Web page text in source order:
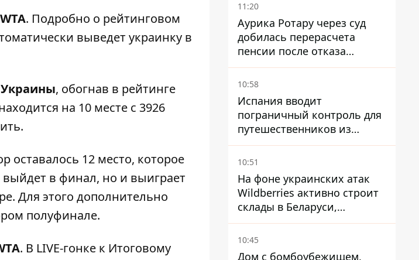
. Подробно о рейтинговом
выведет украинку в
, обогнав в рейтинге
на 10 месте с 3926
12 место, которое
выйдет в финал, но и выиграет
Для этого дополнительно
полуфинале.
. В LIVE-гонке к Итоговому
11:20
Аурика Ротару через суд
добилась перерасчета
пенсии после отказа
Пенсионного фонда
10:58
Испания вводит
пограничный контроль для
путешественников из
Италии из-за
миграционного конфликта
10:51
На фоне украинских атак
Wildberries активно строит
склады в Беларуси,
Казахстане, Узбекистане
10:45
Дом с бомбоубежищем,